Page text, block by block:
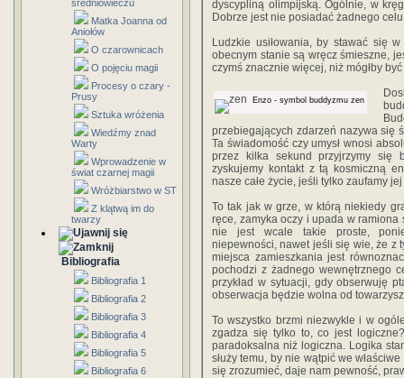
średniowieczu
Matka Joanna od
Aniołów
O czarownicach
O pojęciu magii
Procesy o czary -
Prusy
Sztuka wróżenia
Wiedźmy znad
Warty
Wprowadzenie w
świat czarnej magii
Wróżbiarstwo w ST
Z klątwą im do
twarzy
Bibliografia
Bibliografia 1
Bibliografia 2
Bibliografia 3
Bibliografia 4
Bibliografia 5
Bibliografia 6
dyscypliną olimpijską. Ogólnie, w
Dobrze jest nie posiadać żadnego
Ludzkie usiłowania, by stawać się
obecnym stanie są wręcz śmieszne,
czymś znacznie więcej, niż mógłby być
Enzo - symbol buddyzmu zen
przebiegających zdarzeń nazywa się
Ta świadomość czy umysł wnosi
przez kilka sekund przyjrzymy się
zyskujemy kontakt z tą kosmiczną
nasze całe życie, jeśli tylko zaufamy
To tak jak w grze, w którą niekiedy
ręce, zamyka oczy i upada w
nie jest wcale takie proste,
niepewności, nawet jeśli się wie, że z
miejsca zamieszkania jest
pochodzi z żadnego wewnętrznego
przykład w sytuacji, gdy obserwuję
obserwacja będzie wolna od
To wszystko brzmi niezwykle i w
zgadza się tylko to, co jest
paradoksalna niż logiczna. Logika
służy temu, by nie wątpić we
się zrozumieć, daje nam pewność,